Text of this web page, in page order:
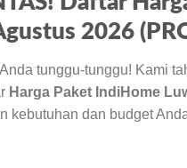
2026
tunggu-tunggu! Kami
Harga Paket IndiHome
kebutuhan dan budget